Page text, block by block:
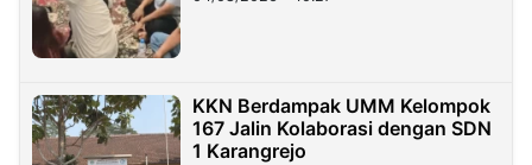
KKN Berdampak UMM Kelompok
167 Jalin Kolaborasi dengan SDN
1 Karangrejo